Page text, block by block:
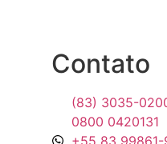
Contato
(83) 3035-
0800 0420131
+55 83 99861-